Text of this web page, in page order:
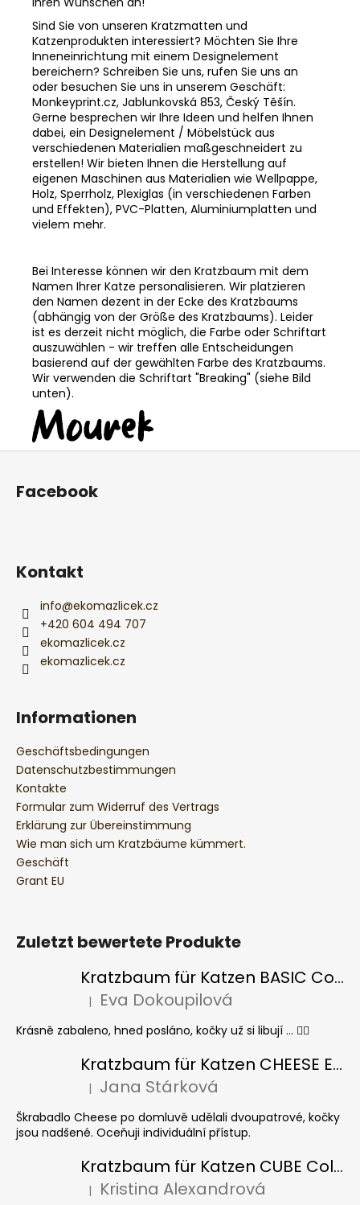
Sind Sie von unseren Kratzmatten und
Katzenprodukten interessiert? Möchten Sie Ihre
Inneneinrichtung mit einem Designelement
bereichern? Schreiben Sie uns, rufen Sie uns an
oder besuchen Sie uns in unserem Geschäft:
Monkeyprint.cz, Jablunkovská 853, Český Těšín.
Gerne besprechen wir Ihre Ideen und helfen Ihnen
dabei, ein Designelement / Möbelstück aus
verschiedenen Materialien maßgeschneidert zu
erstellen! Wir bieten Ihnen die Herstellung auf
eigenen Maschinen aus Materialien wie Wellpappe,
Holz, Sperrholz, Plexiglas (in verschiedenen Farben
und Effekten), PVC-Platten, Aluminiumplatten und
vielem mehr.
Bei Interesse können wir den Kratzbaum mit dem
Namen Ihrer Katze personalisieren. Wir platzieren
den Namen dezent in der Ecke des Kratzbaums
(abhängig von der Größe des Kratzbaums). Leider
ist es derzeit nicht möglich, die Farbe oder Schriftart
auszuwählen - wir treffen alle Entscheidungen
basierend auf der gewählten Farbe des Kratzbaums.
Wir verwenden die Schriftart "Breaking" (siehe Bild
unten).
F
Facebook
Kontakt
info@ekomazlicek.cz
+420 604 494 707
ekomazlicek.cz
ekomazlicek.cz
Informationen
Geschäftsbedingungen
Datenschutzbestimmungen
Kontakte
Formular zum Widerruf des Vertrags
Erklärung zur Übereinstimmung
Wie man sich um Kratzbäume kümmert.
Geschäft
Grant EU
Zuletzt bewertete Produkte
Kratzbaum für Katzen BASIC Colour
Die Produktbewertung beträgt 5 von 5 Sternen.
| Eva Dokoupilová
Krásně zabaleno, hned posláno, kočky už si libují ... 👍🏻
Kratzbaum für Katzen CHEESE ELIPSE colour
Die Produktbewertung beträgt 5 von 5 Sternen.
| Jana Stárková
Škrabadlo Cheese po domluvě udělali dvoupatrové, kočky
jsou nadšené. Oceňuji individuální přístup.
Kratzbaum für Katzen CUBE Colour
Die Produktbewertung beträgt 5 von 5 Sternen.
| Kristina Alexandrová